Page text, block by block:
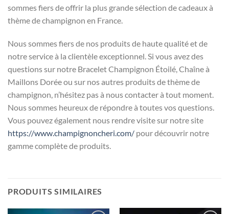
sommes fiers de offrir la plus grande sélection de cadeaux à
thème de champignon en France.
Nous sommes fiers de nos produits de haute qualité et de
notre service à la clientèle exceptionnel. Si vous avez des
questions sur notre Bracelet Champignon Étoilé, Chaîne à
Maillons Dorée ou sur nos autres produits de thème de
champignon, n’hésitez pas à nous contacter à tout moment.
Nous sommes heureux de répondre à toutes vos questions.
Vous pouvez également nous rendre visite sur notre site
https://www.champignoncheri.com/ pour découvrir notre
gamme complète de produits.
PRODUITS SIMILAIRES